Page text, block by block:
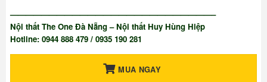
——————————————————————————–
Nội thất The One Đà Nẵng – Nội thất Huy Hùng Hiệp
Hotline: 0944 888 479 / 0935 190 281
MUA NGAY